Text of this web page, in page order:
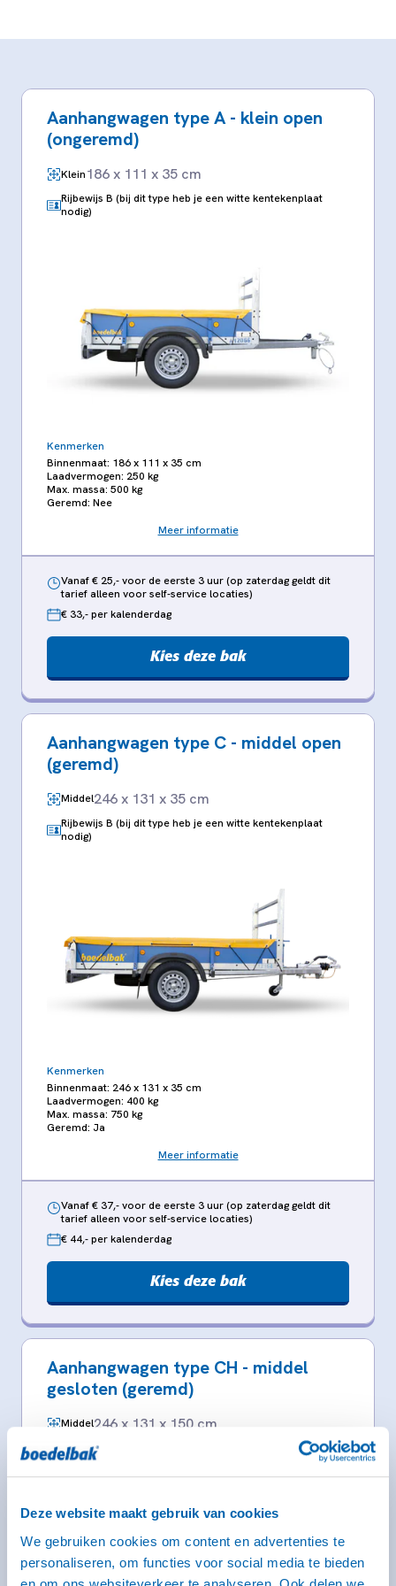
Deze website maakt gebruik van cookies
We gebruiken cookies om content en advertenties te
personaliseren, om functies voor social media te bieden
Aanhangwagen type A - klein open
(ongeremd)
Klein186 x 111 x 35 cm
Rijbewijs B (bij dit type heb je een witte kentekenplaat
nodig)
Kenmerken
Binnenmaat: 186 x 111 x 35 cm
Laadvermogen: 250 kg
Max. massa: 500 kg
Geremd: Nee
Meer informatie
Vanaf € 25,- voor de eerste 3 uur (op zaterdag geldt dit
tarief alleen voor self-service locaties)
€ 33,- per kalenderdag
Kies deze bak
Aanhangwagen type C - middel open
(geremd)
Middel246 x 131 x 35 cm
Rijbewijs B (bij dit type heb je een witte kentekenplaat
nodig)
Kenmerken
Binnenmaat: 246 x 131 x 35 cm
Laadvermogen: 400 kg
Max. massa: 750 kg
Geremd: Ja
Meer informatie
Vanaf € 37,- voor de eerste 3 uur (op zaterdag geldt dit
tarief alleen voor self-service locaties)
€ 44,- per kalenderdag
Kies deze bak
Aanhangwagen type CH - middel
gesloten (geremd)
Middel246 x 131 x 150 cm
Rijbewijs B (bij dit type heb je een witte kentekenplaat
nodig)